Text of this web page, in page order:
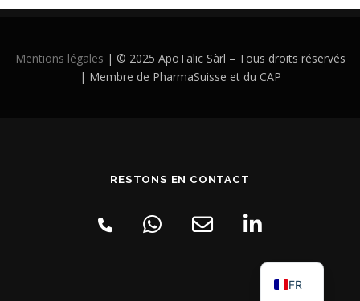
Mentions légales | © 2025 ApoTalic Sàrl – Tous droits réservés
| Membre de PharmaSuisse et du CAP
RESTONS EN CONTACT
FR